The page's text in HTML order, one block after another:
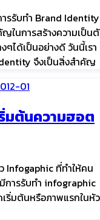
รรับทำ Brand Identity
ในการสร้างความเป็น
ได้เป็นอย่างดี วันนี้เรา
จึงเป็นสิ่งสำคัญ
มต้นความฮอต
Infogaphic ที่ทำให้คน
การรับทำ infographic
ริ่มต้นหรือภาพแรกในหัว